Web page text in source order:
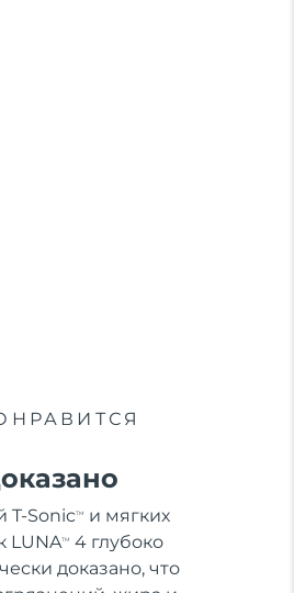
T-SonicTM
и мягких
LUNATM
4 глубоко
доказано, что